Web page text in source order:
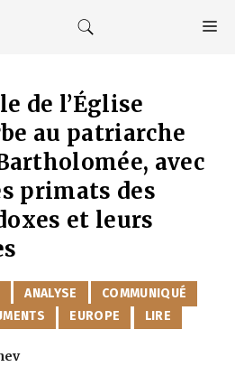
de l’Église
au patriarche
avec
primats des
et leurs
ANALYSE
COMMUNIQUÉ
EUROPE LIRE